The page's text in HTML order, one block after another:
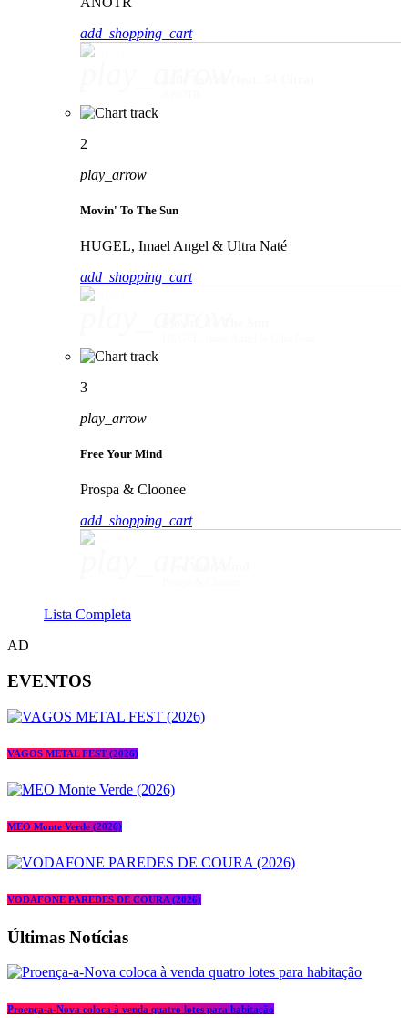
add_shopping_cart
2
play_arrow
Movin' To The Sun
HUGEL, Imael Angel & Ultra Naté
add_shopping_cart
3
play_arrow
Free Your Mind
Prospa & Cloonee
add_shopping_cart
Lista Completa
AD
EVENTOS
VAGOS METAL FEST (2026)
MEO Monte Verde (2026)
VODAFONE PAREDES DE COURA (2026)
Últimas Notícias
Proença-a-Nova coloca à venda quatro lotes para habitação